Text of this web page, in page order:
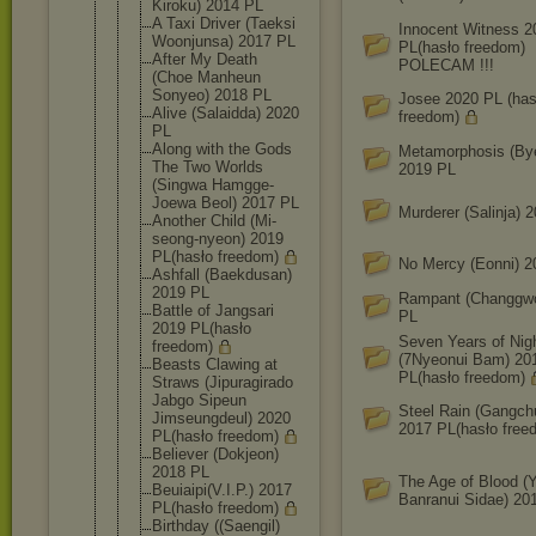
Kiroku) 2014 PL
A Taxi Driver (Taeksi
Woonjunsa) 2017 PL
After My Death
(Choe Manheun
Sonyeo) 2018 PL
Alive (Salaidda) 2020
PL
Along with the Gods
The Two Worlds
(Singwa Hamgge-
Joewa Beol) 2017 PL
Another Child (Mi-
seong-nyeon) 2019
PL(hasło freedom)
Ashfall (Baekdusan)
2019 PL
Battle of Jangsari
2019 PL(hasło
freedom)
Beasts Clawing at
Straws (Jipuragirado
Jabgo Sipeun
Jimseungdeu l) 2020
PL(hasło freedom)
Believer (Dokjeon)
2018 PL
Beuiaipi(V. I.P.) 2017
PL(hasło freedom)
Birthday ((Saengil)
Innocent Witness
PL(hasło freedom)
POLECAM !!!
Josee 2020 PL
freedom)
Metamorphosis
2019 PL
Murderer (Salinja)
No Mercy (Eonni)
Rampant
PL
Seven Years of
(7Nyeonui Bam)
PL(hasło freedom)
Steel Rain
2017 PL(hasło
The Age of Blood
Banranui Sidae)